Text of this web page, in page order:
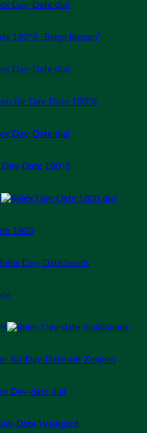
180*8 „Beige Roman“
für Day-Date 180*8
Day-Date 180*8
1803
für Day-Date mit Zeigern
Date Weißgold